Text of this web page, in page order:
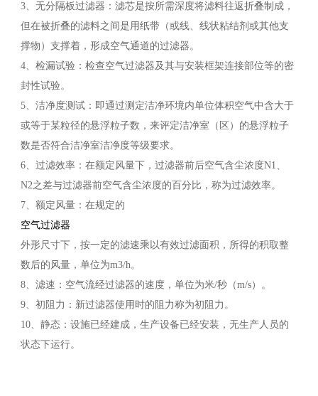
3、无分隔板过滤器：滤芯是按所需深度将滤料往返折叠制成，
但在被折叠的滤料之间是用纸带（或线、线状粘结剂或其他支
撑物）支撑着，形成空气通道的过滤器。
4、检漏试验：检查空气过滤器及其与安装框架连接部位等的密
封性试验。
5、洁净度测试：即通过测定洁净环境内单位体积空气中含大于
或等于某粒径的悬浮粒子数，来评定洁净室（区）的悬浮粒子
数是否符合洁净室洁净度等级要求。
6、过滤效率：在额定风量下，过滤器前后空气含尘浓度N1、
N2之差与过滤器前空气含尘浓度的百分比，称为过滤效率。
7、额定风量：在规定的
空气过滤器
外形尺寸下，按一定的滤速乘以有效过滤面积，所得的积取整
数后的风量，单位为m3/h。
8、滤速：空气流经过滤器的速度，单位为米/秒（m/s）。
9、初阻力：新过滤器使用时的阻力称为初阻力。
10、静态：设施已经建成，生产设备已经安装，无生产人员的
状态下运行。